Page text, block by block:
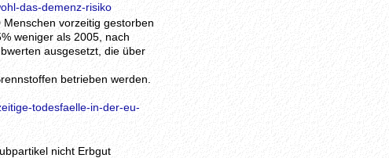
das-demenz-risiko
vorzeitig gestorben
weniger als 2005, nach
ausgesetzt, die über
betrieben werden.
todesfaelle-in-der-eu-
nicht Erbgut